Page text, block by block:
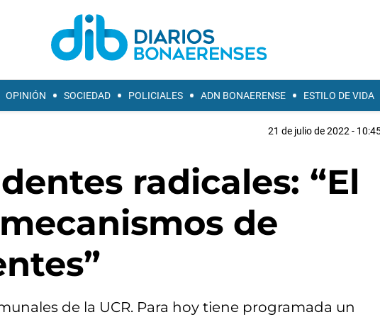
OPINIÓN SOCIEDAD POLICIALES ADN BONAERENSE ESTILO DE VIDA
21 de julio de 2022 -
radicales: “El
de
de la UCR. Para hoy tiene programada un